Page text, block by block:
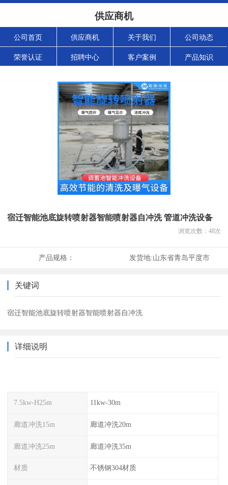
供应商机
公司首页 供应商机 关于我们 公司动态
荣誉认证 招聘中心 客户案例 产品知识
宿迁智能池底旋转喷射器智能喷射器自冲洗 管道冲洗设备
浏览次数： 48次
产品规格： 发货地:山东省青岛平度市
关键词
宿迁智能池底旋转喷射器智能喷射器自冲洗
详细说明
7.5kw-H25m 11kw-30m
廊道冲洗15m 廊道冲洗20m
廊道冲洗25m 廊道冲洗35m
材质 不锈钢304材质